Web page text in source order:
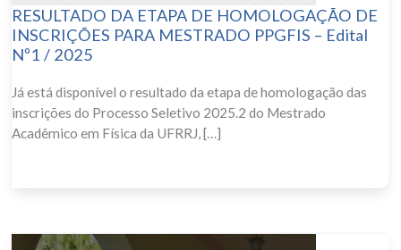
RESULTADO DA ETAPA DE HOMOLOGAÇÃO DE
INSCRIÇÕES PARA MESTRADO PPGFIS – Edital
Nº1 / 2025
Já está disponível o resultado da etapa de homologação das
inscrições do Processo Seletivo 2025.2 do Mestrado
Acadêmico em Física da UFRRJ, […]